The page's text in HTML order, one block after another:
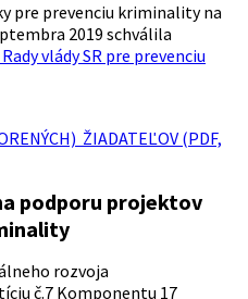
pre prevenciu kriminality na
2019 schválila
vlády SR pre prevenciu
ŽIADATEĽOV (PDF,
podporu projektov
rozvoja
č.7 Komponentu 17